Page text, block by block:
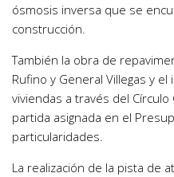
ósmosis inversa que se
construcción.
También la obra de
Rufino y General Villegas y
viviendas a través del
partida asignada en el
particularidades.
La realización de la pista de